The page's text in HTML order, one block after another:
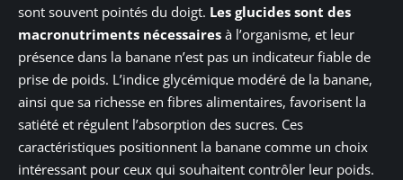
sont souvent pointés du doigt. Les glucides sont des
macronutriments nécessaires à l’organisme, et leur
présence dans la banane n’est pas un indicateur fiable de
prise de poids. L’indice glycémique modéré de la banane,
ainsi que sa richesse en fibres alimentaires, favorisent la
satiété et régulent l’absorption des sucres. Ces
caractéristiques positionnent la banane comme un choix
intéressant pour ceux qui souhaitent contrôler leur poids.